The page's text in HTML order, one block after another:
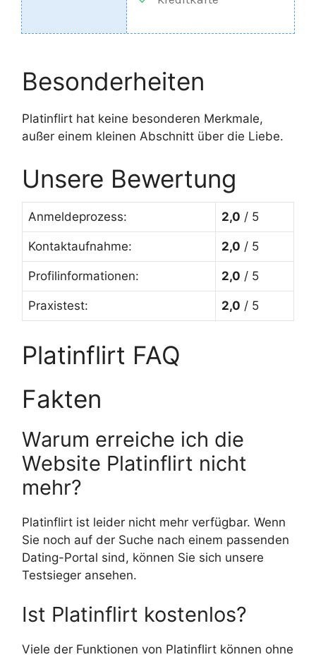
Besonderheiten
Platinflirt hat keine besonderen Merkmale,
außer einem kleinen Abschnitt über die Liebe.
Unsere Bewertung
Anmeldeprozess: 2,0 / 5
Kontaktaufnahme: 2,0 / 5
Profilinformationen: 2,0 / 5
Praxistest: 2,0 / 5
Platinflirt FAQ
Fakten
Warum erreiche ich die
Website Platinflirt nicht
mehr?
Platinflirt ist leider nicht mehr verfügbar. Wenn
Sie noch auf der Suche nach einem passenden
Dating-Portal sind, können Sie sich unsere
Testsieger ansehen.
Ist Platinflirt kostenlos?
Viele der Funktionen von Platinflirt können ohne